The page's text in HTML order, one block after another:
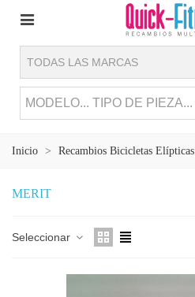
TODAS LAS MARCAS
Inicio > Recambios Bicicletas Elípticas
MERIT
Seleccionar